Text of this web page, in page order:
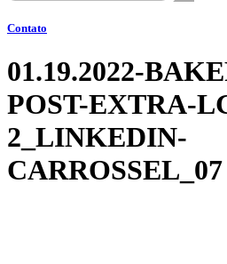
Contato
01.19.2022-
POST-EXTRA-
2_LINKEDIN-
CARROSSEL_07